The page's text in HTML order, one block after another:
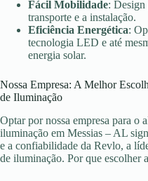
Fácil Mobilidade:
transporte e a instalação.
Eficiência Energética:
tecnologia LED e até
energia solar.
Nossa Empresa: A Melhor
de Iluminação
Optar por nossa empresa para o
iluminação em Messias – AL
e a confiabilidade da Revlo, a
de iluminação. Por que escolher